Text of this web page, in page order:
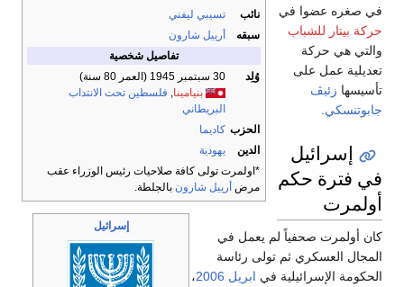
نائب
تسيبي ليفني
سبقه
أرييل شارون
تفاصيل شخصية
وُلِد
30 سبتمبر 1945
(العمر 80 سنة)
بنيامينا, فلسطين تحت الانتداب
البريطاني
الحزب كاديما
الدين
يهودية
*اولمرت تولى كافة صلاحيات رئيس الوزراء عقب
مرض أرييل شارون بالجلطة.
إسرائيل
في صغره عضوا في
حركة بيتار للشباب
والتي هي حركة
تعديلية عمل على
تأسيسها زئيڤ
جابوتنسكي.
إسرائيل
في فترة حكم
أولمرت
كان أولمرت صحفياً لم يعمل في
المجال العسكري ثم تولى رئاسة
الحكومة الإسرائيلية في ابريل 2006،